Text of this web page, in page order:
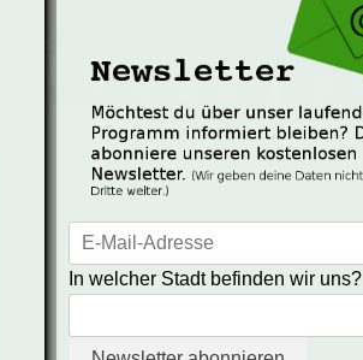
In welcher Stadt befinden wir uns?